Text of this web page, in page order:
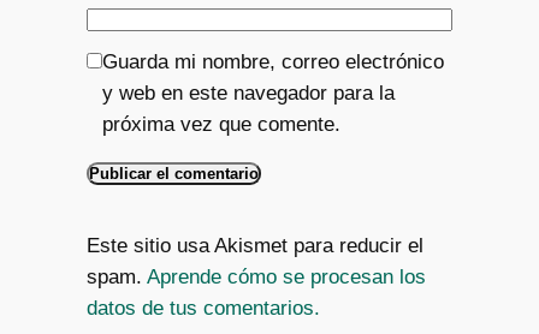
Guarda mi nombre, correo electrónico
y web en este navegador para la
próxima vez que comente.
Este sitio usa Akismet para reducir el
spam. Aprende cómo se procesan los
datos de tus comentarios.